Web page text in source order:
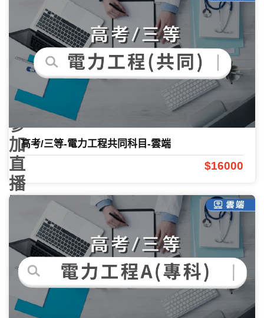
開
課
中！
購
課
參
加
直
播
再
LINE
點
數
課程諮詢
高考/三等-電力工程共同科目-雲端
$16000